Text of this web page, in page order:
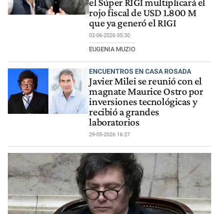
el Súper RIGI multiplicará el
rojo fiscal de USD 1.800 M
que ya generó el RIGI
02-06-2026 05:30
EUGENIA MUZIO
ENCUENTROS EN CASA ROSADA
Javier Milei se reunió con el
magnate Maurice Ostro por
inversiones tecnológicas y
recibió a grandes
laboratorios
29-05-2026 16:27